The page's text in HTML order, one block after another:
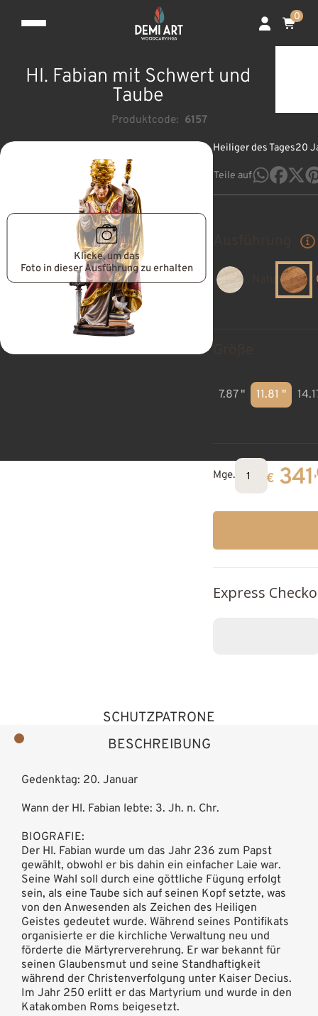
0
Hl. Fabian mit Schwert und
Taube
Produktcode: 6157
Klicke, um das
Foto in dieser Ausführung zu erhalten
Heiliger des Tages20
Teile auf
7.87 " 11.81 "
Mge. € 341
Express
BESCHREIBUNG
SCHUTZPATRONE
Gedenktag: 20. Januar
Wann der Hl. Fabian lebte: 3. Jh. n. Chr.
BIOGRAFIE:
Der Hl. Fabian wurde um das Jahr 236 zum Papst
gewählt, obwohl er bis dahin ein einfacher Laie war.
Seine Wahl soll durch eine göttliche Fügung erfolgt
sein, als eine Taube sich auf seinen Kopf setzte, was
von den Anwesenden als Zeichen des Heiligen
Geistes gedeutet wurde. Während seines Pontifikats
organisierte er die kirchliche Verwaltung neu und
förderte die Märtyrerverehrung. Er war bekannt für
seinen Glaubensmut und seine Standhaftigkeit
während der Christenverfolgung unter Kaiser Decius.
Im Jahr 250 erlitt er das Martyrium und wurde in den
Katakomben Roms beigesetzt.